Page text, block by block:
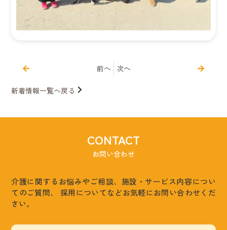
前へ 次へ
新着情報一覧へ戻る
CONTACT
お問い合わせ
介護に関するお悩みやご相談、施設・サービス内容につい
てのご質問、
採用についてなどお気軽にお問い合わせくだ
さい。